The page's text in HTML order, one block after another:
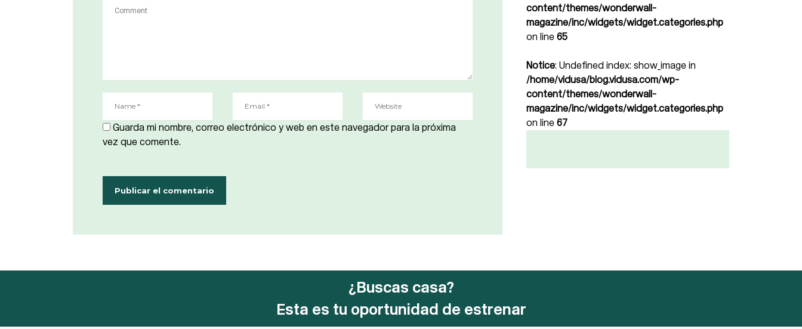
Guarda mi nombre, correo electrónico y web en este navegador para la próxima
vez que comente.
content/themes/wonderwall-
magazine/inc/widgets/widget.categories.php
on line 65
Notice: Undefined index: show_image in
/home/vidusa/blog.vidusa.com/wp-
content/themes/wonderwall-
magazine/inc/widgets/widget.categories.php
on line 67
¿Buscas casa?
Esta es tu oportunidad de estrenar